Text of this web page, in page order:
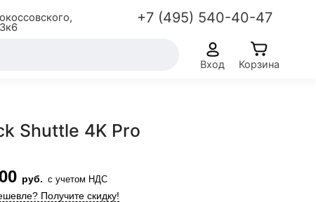
+7 (495) 540-40-47
Вход Корзина
Shuttle 4K Pro
руб. с учетом НДС
Получите скидку!